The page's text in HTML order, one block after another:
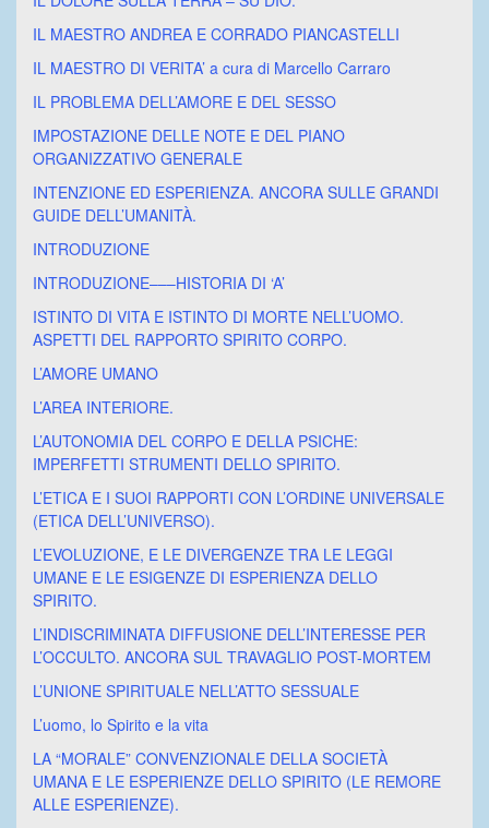
IL MAESTRO ANDREA E CORRADO PIANCASTELLI
IL MAESTRO DI VERITA’ a cura di Marcello Carraro
IL PROBLEMA DELL’AMORE E DEL SESSO
IMPOSTAZIONE DELLE NOTE E DEL PIANO
ORGANIZZATIVO GENERALE
INTENZIONE ED ESPERIENZA. ANCORA SULLE GRANDI
GUIDE DELL’UMANITÀ.
INTRODUZIONE
INTRODUZIONE–––HISTORIA DI ‘A’
ISTINTO DI VITA E ISTINTO DI MORTE NELL’UOMO.
ASPETTI DEL RAPPORTO SPIRITO CORPO.
L’AMORE UMANO
L’AREA INTERIORE.
L’AUTONOMIA DEL CORPO E DELLA PSICHE:
IMPERFETTI STRUMENTI DELLO SPIRITO.
L’ETICA E I SUOI RAPPORTI CON L’ORDINE UNIVERSALE
(ETICA DELL’UNIVERSO).
L’EVOLUZIONE, E LE DIVERGENZE TRA LE LEGGI
UMANE E LE ESIGENZE DI ESPERIENZA DELLO
SPIRITO.
L’INDISCRIMINATA DIFFUSIONE DELL’INTERESSE PER
L’OCCULTO. ANCORA SUL TRAVAGLIO POST-MORTEM
L’UNIONE SPIRITUALE NELL’ATTO SESSUALE
L’uomo, lo Spirito e la vita
LA “MORALE” CONVENZIONALE DELLA SOCIETÀ
UMANA E LE ESPERIENZE DELLO SPIRITO (LE REMORE
ALLE ESPERIENZE).